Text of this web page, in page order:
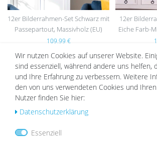
12er Bilderrahmen-Set Schwarz mit
Passepartout, Massivholz (EU)
109,99 €
12er
Eiche Farb-
DAZU PASSEND
Wu
Wir nutzen Cookies auf unserer Website.
sind essenziell, während andere uns helfen,
und Ihre Erfahrung zu verbessern. Weitere
den von uns verwendeten Cookies und
Nutzer finden Sie hier:
Daten­schutz­erklärung
Essenziell